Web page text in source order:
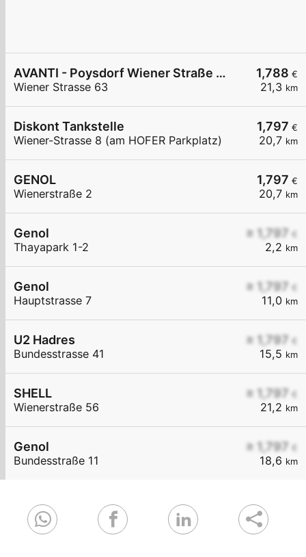
1,788 €
21,3 km
AVANTI - Poysdorf Wiener Straße 63
Wiener Strasse 63
1,797 €
20,7 km
Diskont Tankstelle
Wiener-Strasse 8 (am HOFER Parkplatz)
1,797 €
20,7 km
GENOL
Wienerstraße 2
≥ 1,797 €
2,2 km
Genol
Thayapark 1-2
≥ 1,797 €
11,0 km
Genol
Hauptstrasse 7
≥ 1,797 €
15,5 km
U2 Hadres
Bundesstrasse 41
≥ 1,797 €
21,2 km
SHELL
Wienerstraße 56
≥ 1,797 €
18,6 km
Genol
Bundesstraße 11